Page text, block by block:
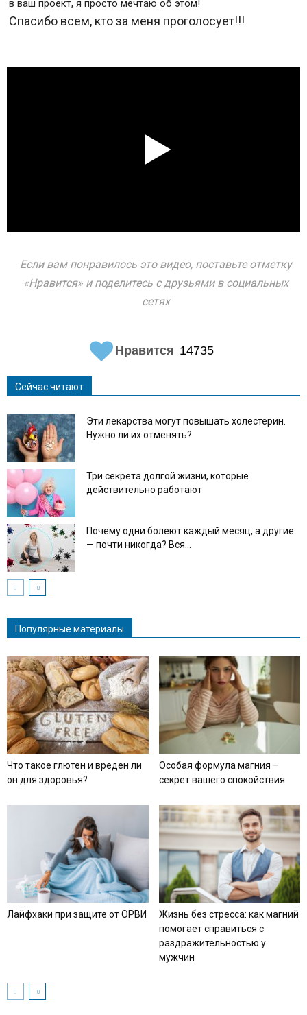
в ваш проект, я просто мечтаю об этом!
Спасибо всем, кто за меня проголосует!!!
Если вам понравилось это видео, поставьте отметку
«Нравится» и поделитесь с друзьями в социальных
сетях
Нравится 14735
Сейчас читают
Эти лекарства могут повышать холестерин.
Нужно ли их отменять?
Три секрета долгой жизни, которые
действительно работают
Почему одни болеют каждый месяц, а другие
— почти никогда? Вся...
Популярные материалы
Что такое глютен и вреден ли
он для здоровья?
Особая формула магния –
секрет вашего спокойствия
Лайфхаки при защите от ОРВИ
Жизнь без стресса: как магний
помогает справиться с
раздражительностью у
мужчин